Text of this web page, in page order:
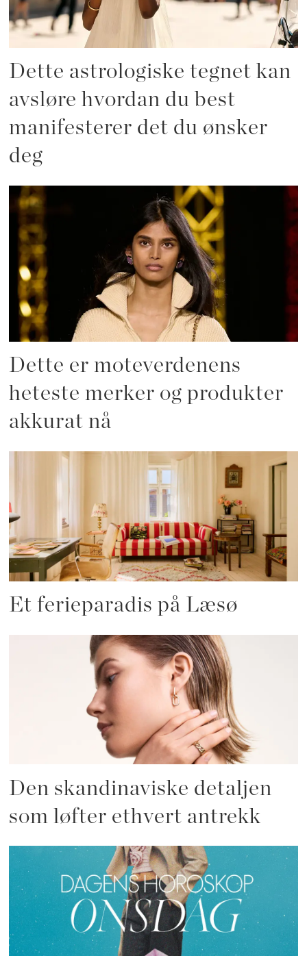
Dette astrologiske tegnet kan
avsløre hvordan du best
manifesterer det du ønsker
deg
Dette er moteverdenens
heteste merker og produkter
akkurat nå
Et ferieparadis på Læsø
Den skandinaviske detaljen
som løfter ethvert antrekk